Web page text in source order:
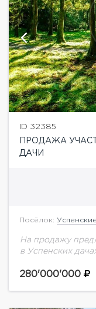
ID 32385
ПРОДАЖА
ДАЧИ
Посёлок:
На продажу
в Успенских
280'000'000